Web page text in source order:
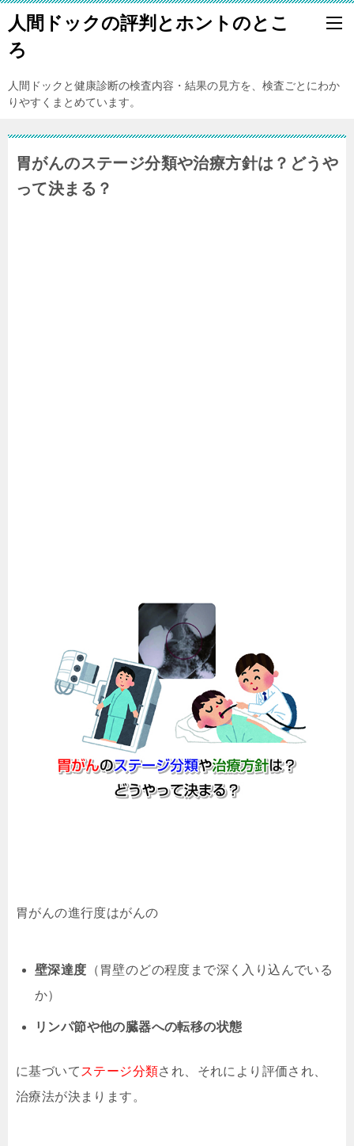
人間ドックの評判とホントのとこ
ろ
人間ドックと健康診断の検査内容・結果の見方を、検査ごとにわか
りやすくまとめています。
胃がんのステージ分類や治療方針は？どうや
って決まる？
胃がんの進行度はがんの
壁深達度 （胃壁のどの程度まで深く入り込んでいる
か）
リンパ節や他の臓器への転移の状態
に基づいて ステージ分類され、それにより評価され、
治療法が決まります。